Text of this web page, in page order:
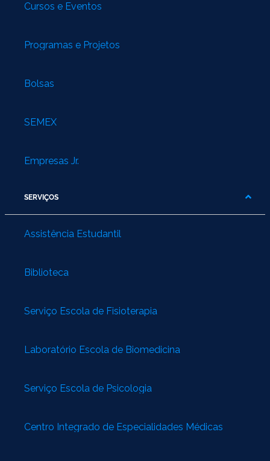
Cursos e Eventos
Programas e Projetos
Bolsas
SEMEX
Empresas Jr.
SERVIÇOS
Assistência Estudantil
Biblioteca
Serviço Escola de Fisioterapia
Laboratório Escola de Biomedicina
Serviço Escola de Psicologia
Centro Integrado de Especialidades Médicas